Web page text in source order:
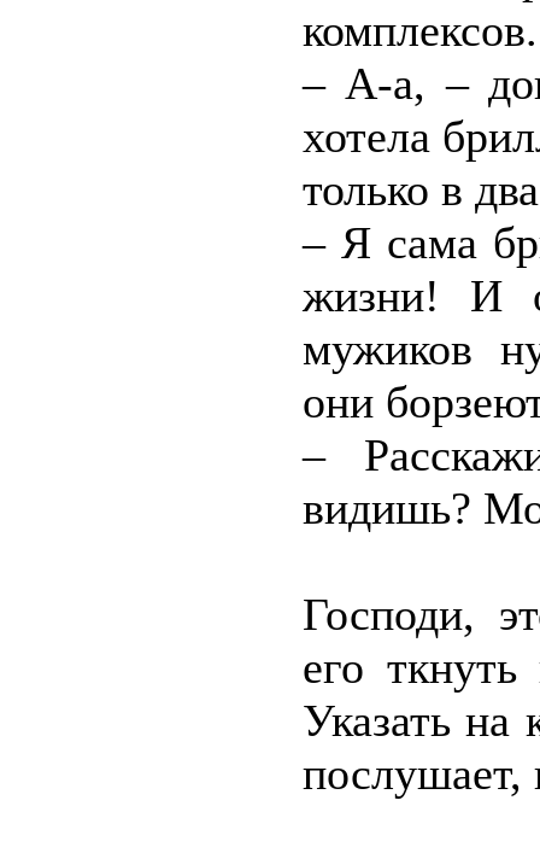
– А-а, –
хотела
только в
– Я сама
жизни! И
мужиков
они
–
видишь?
Господи,
его
Указать
послушает,